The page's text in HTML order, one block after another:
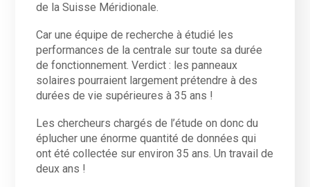
de la Suisse Méridionale.
Car une équipe de recherche à étudié les
performances de la centrale sur toute sa durée
de fonctionnement. Verdict : les panneaux
solaires pourraient largement prétendre à des
durées de vie supérieures à 35 ans !
Les chercheurs chargés de l’étude on donc du
éplucher une énorme quantité de données qui
ont été collectée sur environ 35 ans. Un travail de
deux ans !